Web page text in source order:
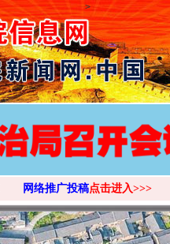
>
网络推广投稿点击进入>>>